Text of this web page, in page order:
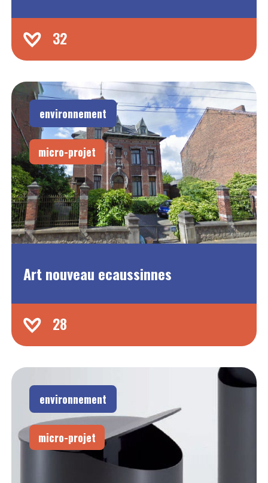
32
environnement
micro-projet
Art nouveau ecaussinnes
28
environnement
micro-projet